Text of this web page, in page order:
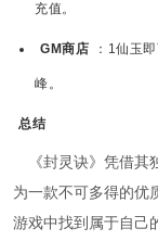
充值。
GM商店 ：1仙玉
峰。
总结
《封灵诀》凭借
为一款不可多得的优
游戏中找到属于自己